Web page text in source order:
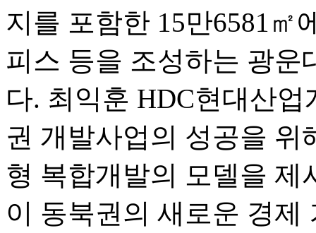
지를 포함한 15만6581㎡
피스 등을 조성하는 광운
다. 최익훈 HDC현대산
권 개발사업의 성공을 위
형 복합개발의 모델을 제
이 동북권의 새로운 경제